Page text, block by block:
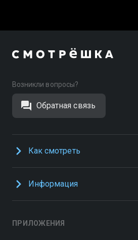
Возникли вопросы?
Обратная связь
Как смотреть
Информация
ПРИЛОЖЕНИЯ